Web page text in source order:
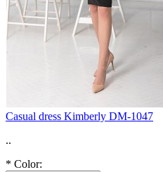
Casual dress Kimberly DM-1047
..
* Color: